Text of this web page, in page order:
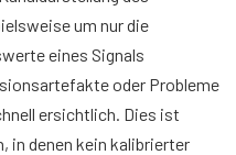
um nur die
eines Signals
oder Probleme
ersichtlich. Dies ist
in denen kein kalibrierter